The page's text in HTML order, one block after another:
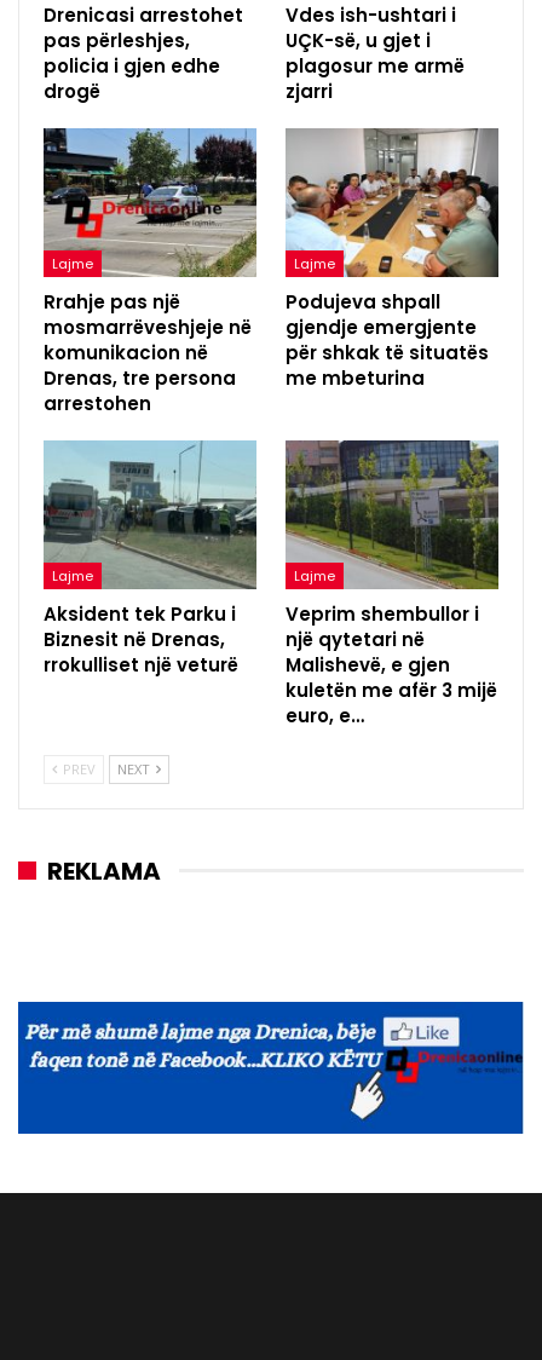
Drenicasi arrestohet
pas përleshjes,
policia i gjen edhe
drogë
Vdes ish-ushtari i
UÇK-së, u gjet i
plagosur me armë
zjarri
Lajme
Rrahje pas një
mosmarrëveshjeje në
komunikacion në
Drenas, tre persona
arrestohen
Lajme
Podujeva shpall
gjendje emergjente
për shkak të situatës
me mbeturina
Lajme
Aksident tek Parku i
Biznesit në Drenas,
rrokulliset një veturë
Lajme
Veprim shembullor i
një qytetari në
Malishevë, e gjen
kuletën me afër 3 mijë
euro, e…
PREV NEXT
REKLAMA